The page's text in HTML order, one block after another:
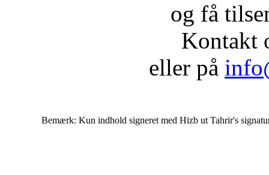
og få
Kontakt
eller på
Bemærk: Kun indhold signeret med Hizb ut Tahrir's